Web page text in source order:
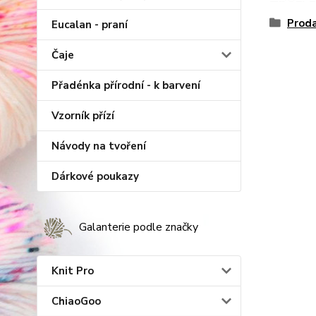
Eucalan - praní
Čaje
Přadénka přírodní - k barvení
Vzorník přízí
Návody na tvoření
Dárkové poukazy
Galanterie podle značky
Knit Pro
ChiaoGoo